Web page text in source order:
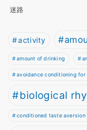
迷路
activity
amount of drinking
avoidance conditioning for
biological
conditioned taste aversion